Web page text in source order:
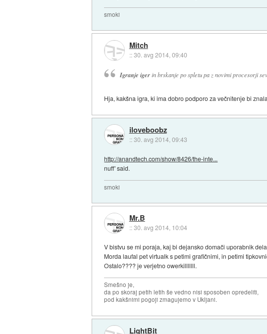
smoki
Mitch
::30. avg 2014, 09:40
Igranje igerin brskanje po spletu pa z novimi procesorji
Hja, kakšna igra, ki ima dobro podporo za večnitenje bi
iloveboobz
::30. avg 2014, 09:43
http://anandtech.com/show/8426/the-inte...
nuff' said.
smoki
Mr.B
::30. avg 2014, 10:04
V bistvu se mi poraja, kaj bi dejansko domači uporabnik
Morda laufal pet virtualk s petimi grafičnimi, in petimi
Ostalo???? je verjetno owerkilllllll.
Smešno je,
da po skoraj petih letih še vedno nisi sposoben opredeliti,
pod kakšnimi pogoji zmagujemo v Ukljani.
LightBit